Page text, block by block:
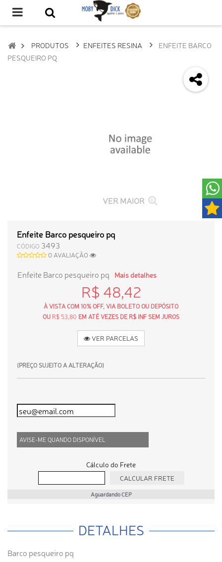
PRODUTOS ENFEITES RESINA
ENFEITE BARCO
PESQUEIRO PQ
VER MAIOR
Enfeite Barco pesqueiro pq
CÓDIGO 3493
0 AVALIAÇÃO
Enfeite Barco pesqueiro pq Mais detalhes
R$ 48,42
À VISTA COM 10% OFF, VIA BOLETO OU DEPÓSITO
OU R$ 53,80 EM ATÉ VEZES DE R$ INF SEM JUROS
VER PARCELAS
(PREÇO SUJEITO A ALTERAÇÃO)
AVISE-ME QUANDO DISPONÍVEL
Cálculo do Frete
Aguardando CEP
DETALHES
Barco pesqueiro pq